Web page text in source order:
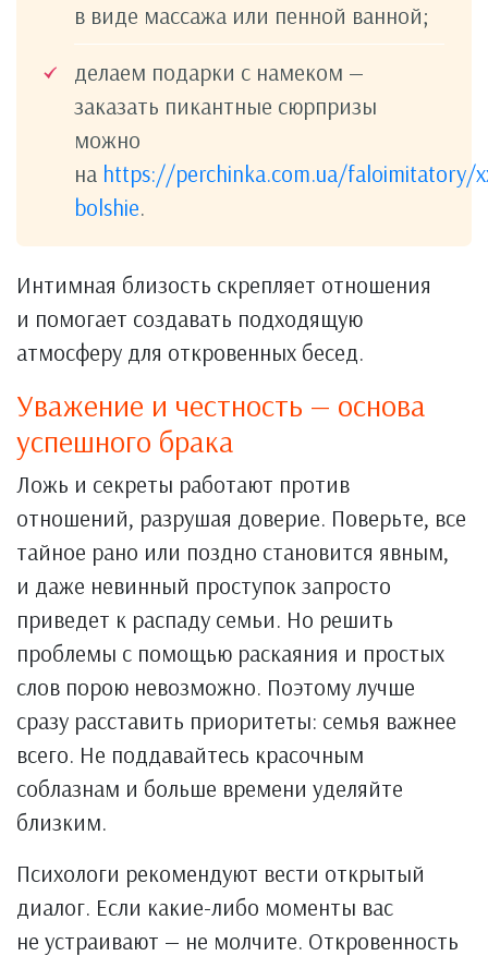
в виде массажа или пенной ванной;
делаем подарки с намеком —
заказать пикантные сюрпризы
можно
на https://perchinka.com.ua/faloimitatory/
bolshie.
Интимная близость скрепляет отношения
и помогает создавать подходящую
атмосферу для откровенных бесед.
Уважение и честность — основа
успешного брака
Ложь и секреты работают против
отношений, разрушая доверие. Поверьте, все
тайное рано или поздно становится явным,
и даже невинный проступок запросто
приведет к распаду семьи. Но решить
проблемы с помощью раскаяния и простых
слов порою невозможно. Поэтому лучше
сразу расставить приоритеты: семья важнее
всего. Не поддавайтесь красочным
соблазнам и больше времени уделяйте
близким.
Психологи рекомендуют вести открытый
диалог. Если какие-либо моменты вас
не устраивают — не молчите. Откровенность